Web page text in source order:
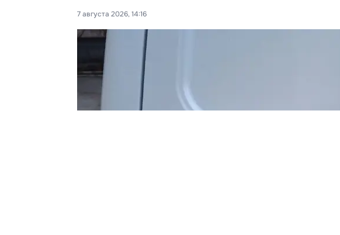
7 августа 2026, 14:16